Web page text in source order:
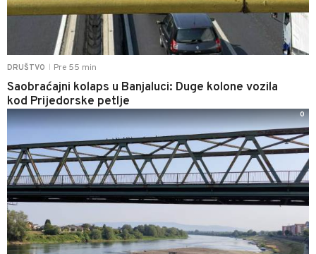
DRUŠTVO Pre 55 min
Saobraćajni kolaps u Banjaluci: Duge kolone vozila
kod Prijedorske petlje
0